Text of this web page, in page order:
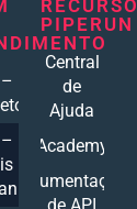
PIPERUN
Central
de
Ajuda
Academy
Documentações